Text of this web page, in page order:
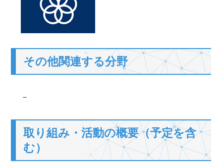
その他関連する分野
－
取り組み・活動の概要（予定を含
む）